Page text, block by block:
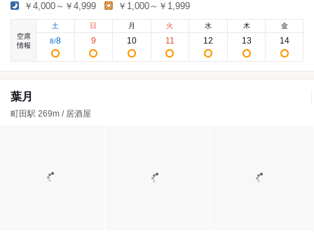
￥4,000～￥4,999 ￥1,000～￥1,999
空席
情報
土
8/8
日
9
月
10
火
11
水
12
木
13
金
14
葉月
町田駅 269m / 居酒屋